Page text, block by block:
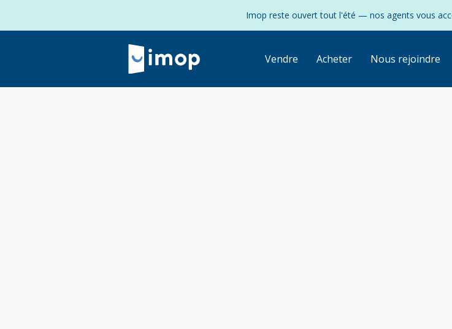
Imop reste ouvert tout l'été — nos agents vous
Vendre Acheter Nous rejoindre